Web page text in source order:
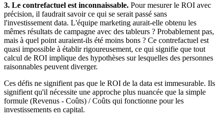
3. Le contrefactuel est inconnaissable. Pour mesurer le ROI avec
précision, il faudrait savoir ce qui se serait passé sans
l'investissement data. L'équipe marketing aurait-elle obtenu les
mêmes résultats de campagne avec des tableurs ? Probablement pas,
mais à quel point auraient-ils été moins bons ? Ce contrefactuel est
quasi impossible à établir rigoureusement, ce qui signifie que tout
calcul de ROI implique des hypothèses sur lesquelles des personnes
raisonnables peuvent diverger.
Ces défis ne signifient pas que le ROI de la data est immesurable. Ils
signifient qu'il nécessite une approche plus nuancée que la simple
formule (Revenus - Coûts) / Coûts qui fonctionne pour les
investissements en capital.